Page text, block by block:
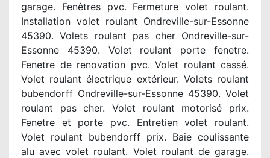
garage. Fenêtres pvc. Fermeture volet roulant.
Installation volet roulant Ondreville-sur-Essonne
45390. Volets roulant pas cher Ondreville-sur-
Essonne 45390. Volet roulant porte fenetre.
Fenetre de renovation pvc. Volet roulant cassé.
Volet roulant électrique extérieur. Volets roulant
bubendorff Ondreville-sur-Essonne 45390. Volet
roulant pas cher. Volet roulant motorisé prix.
Fenetre et porte pvc. Entretien volet roulant.
Volet roulant bubendorff prix. Baie coulissante
alu avec volet roulant. Volet roulant de garage.